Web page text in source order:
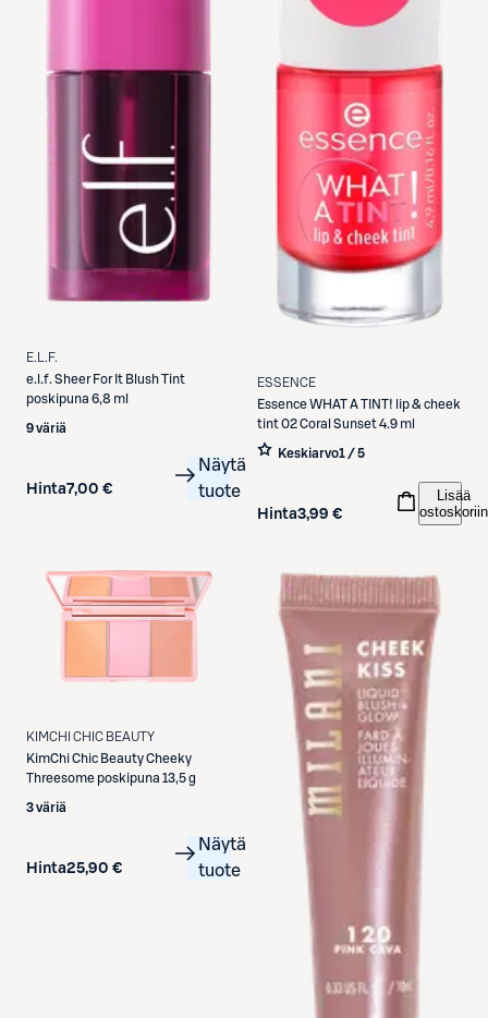
E.L.F.
e.l.f. Sheer For It Blush Tint
poskipuna 6,8 ml
9 väriä
Hinta7,00 €
Näytä
tuote
ESSENCE
EssenceWHAT A TINT! lip & cheek
tint 02 Coral Sunset 4.9 ml
Keskiarvo1 / 5
Hinta3,99 €
Lisää
ostoskoriin
KIMCHI CHIC BEAUTY
KimChi Chic BeautyCheeky
Threesome poskipuna 13,5 g
3 väriä
Hinta25,90 €
Näytä
tuote